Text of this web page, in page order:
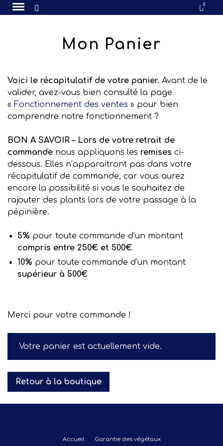
0
Mon Panier
Voici le récapitulatif de votre panier. Avant de le
valider, avez-vous bien consulté la page
« Fonctionnement des ventes » pour bien
comprendre notre fonctionnement ?
BON A SAVOIR – Lors de votre retrait de
commande nous appliquons les remises ci-
dessous. Elles n’apparaitront pas dans votre
récapitulatif de commande, car vous aurez
encore la possibilité si vous le souhaitez de
rajouter des plants lors de votre passage à la
pépinière.
5% pour toute commande d’un montant
compris entre 250€ et 500€
10% pour toute commande d’un montant
supérieur à 500€
Merci pour votre commande !
Votre panier est actuellement vide.
Retour à la boutique
Accueil Garantie des végétaux